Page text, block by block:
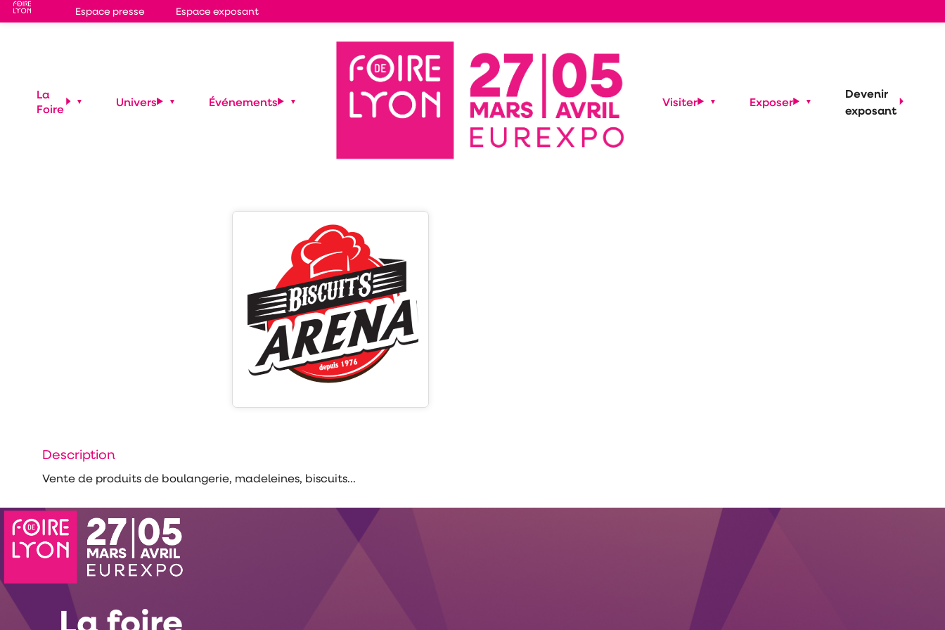
Espace presse Espace exposant
BISCUITS ARENA
BISCUITS ARENA
Description
Vente de produits de boulangerie, madeleines, biscuits...
La
Foire
Univers Événements Visiter Exposer
Devenir
exposant